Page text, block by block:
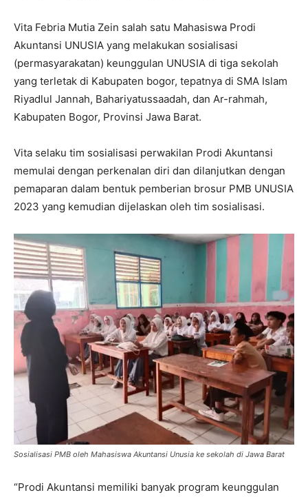
Vita Febria Mutia Zein salah satu Mahasiswa Prodi
Akuntansi UNUSIA yang melakukan sosialisasi
(permasyarakatan) keunggulan UNUSIA di tiga sekolah
yang terletak di Kabupaten bogor, tepatnya di SMA Islam
Riyadlul Jannah, Bahariyatussaadah, dan Ar-rahmah,
Kabupaten Bogor, Provinsi Jawa Barat.
Vita selaku tim sosialisasi perwakilan Prodi Akuntansi
memulai dengan perkenalan diri dan dilanjutkan dengan
pemaparan dalam bentuk pemberian brosur PMB UNUSIA
2023 yang kemudian dijelaskan oleh tim sosialisasi.
Sosialisasi PMB oleh Mahasiswa Akuntansi Unusia ke sekolah di Jawa Barat
“Prodi Akuntansi memiliki banyak program keunggulan